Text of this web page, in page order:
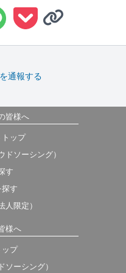
通報する
皆様へ
トップ
ドソーシング）
す
す
人限定）
様へ
ップ
ソーシング）